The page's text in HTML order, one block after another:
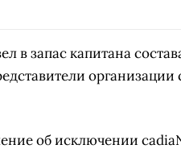
в запас капитана
об исключении